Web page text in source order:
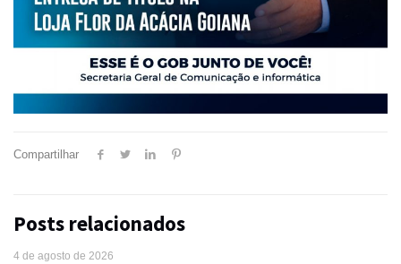
Compartilhar
Posts relacionados
4 de agosto de 2026